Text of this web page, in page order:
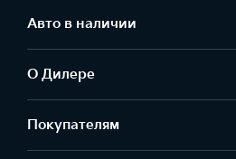
Авто в наличии
О Дилере
Покупателям